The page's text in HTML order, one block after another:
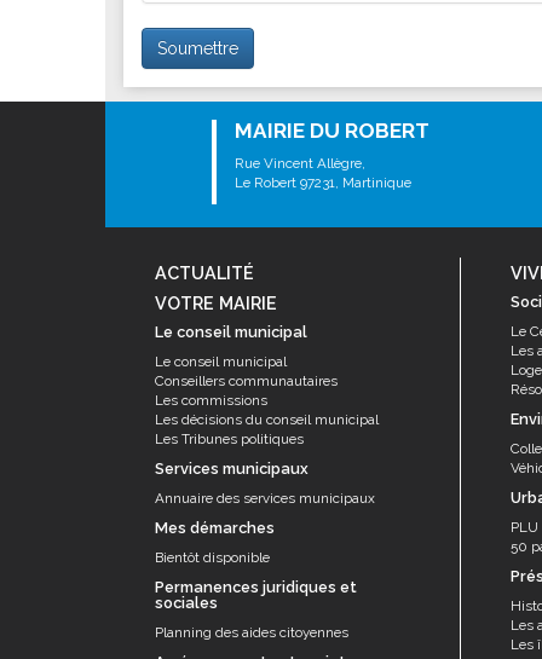
Soumettre
MAIRIE DU ROBERT
Rue Vincent Allègre,
Le Robert 97231, Martinique
ACTUALITÉ
VOTRE MAIRIE
Le conseil municipal
Le conseil municipal
Conseillers communautaires
Les commissions
Les décisions du conseil municipal
Les Tribunes politiques
Services municipaux
Annuaire des services municipaux
Mes démarches
Bientôt disponible
Permanences juridiques et
sociales
Planning des aides citoyennes
Le
Les
PLU
50
Les
Les